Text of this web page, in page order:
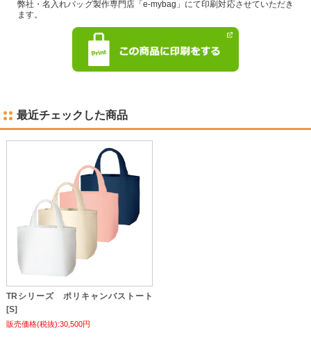
弊社・名入れバッグ製作専門店「e-mybag」にて印刷対応させていただき
ます。
最近チェックした商品
TRシリーズ ポリキャンバストート
[S]
販売価格(税抜):30,500円